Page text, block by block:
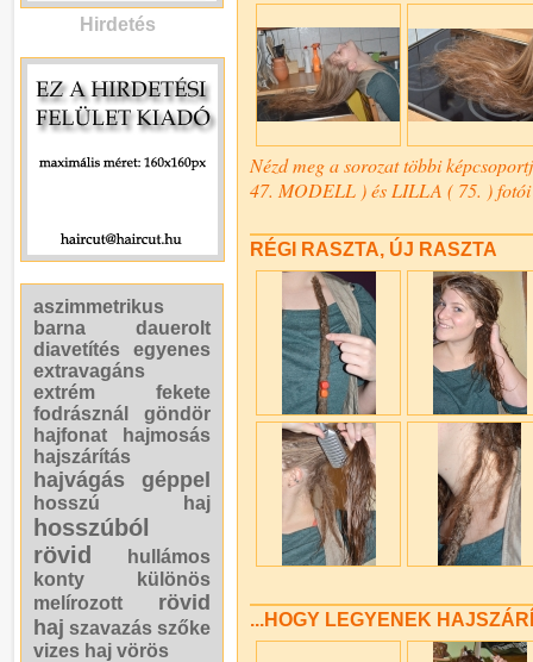
Hirdetés
aszimmetrikus
barna
dauerolt
diavetítés
egyenes
extravagáns
extrém
fekete
fodrásznál
göndör
hajfonat
hajmosás
hajszárítás
hajvágás géppel
hosszú haj
hosszúból
rövid
hullámos
konty
különös
melírozott
rövid
haj szavazás szőke
vizes haj vörös
Nézd meg a sorozat többi
47. MODELL ) és LILLA ( 75. )
RÉGI RASZTA, ÚJ RASZTA
...HOGY LEGYENEK